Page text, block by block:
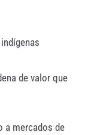
de valor que
a mercados de